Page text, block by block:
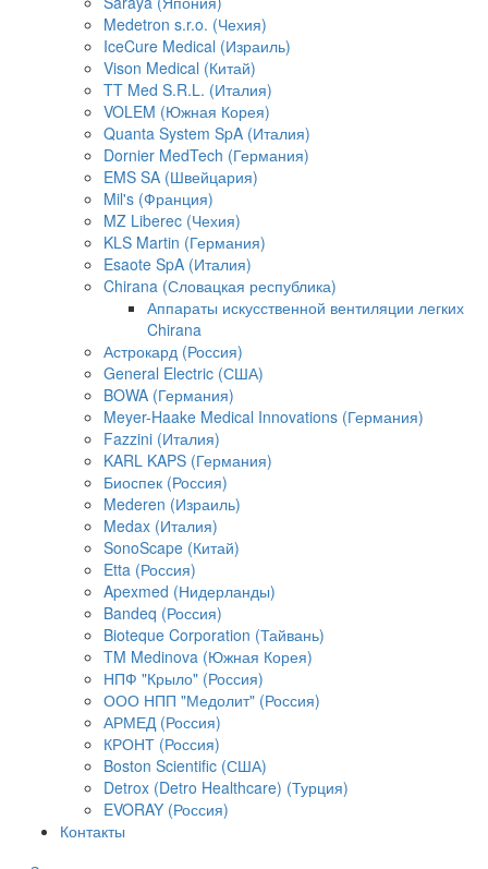
Medetron s.r.o. (Чехия)
IceCure Medical (Израиль)
Vison Medical (Китай)
TT Med S.R.L. (Италия)
VOLEM (Южная Корея)
Quanta System SpA (Италия)
Dornier MedTech (Германия)
EMS SA (Швейцария)
Mil's (Франция)
MZ Liberec (Чехия)
KLS Martin (Германия)
Esaote SpA (Италия)
Chirana (Словацкая республика)
Аппараты искусственной вентиляции легких
Chirana
Астрокард (Россия)
General Electric (США)
BOWA (Германия)
Meyer-Haake Medical Innovations (Германия)
Fazzini (Италия)
KARL KAPS (Германия)
Биоспек (Россия)
Mederen (Израиль)
Medax (Италия)
SonoScape (Китай)
Etta (Россия)
Apexmed (Нидерланды)
Bandeq (Россия)
Bioteque Corporation (Тайвань)
TM Medinova (Южная Корея)
НПФ "Крыло" (Россия)
ООО НПП "Медолит" (Россия)
АРМЕД (Россия)
КРОНТ (Россия)
Boston Scientific (США)
Detrox (Detro Healthcare) (Турция)
EVORAY (Россия)
Контакты